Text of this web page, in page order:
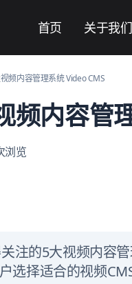
首页 关于我们
频内容管理系统 Video CMS
频内容管
浏览
注的5大视频内容
选择适合的视频